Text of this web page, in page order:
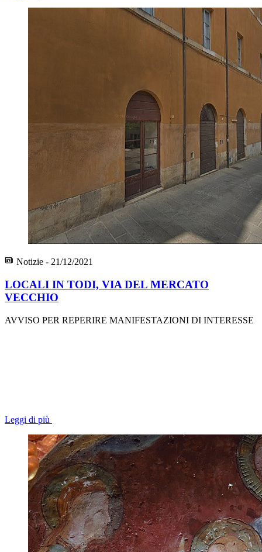
Notizie - 21/12/2021
LOCALI IN TODI, VIA DEL MERCATO
VECCHIO
AVVISO PER REPERIRE MANIFESTAZIONI DI INTERESSE
Leggi di più